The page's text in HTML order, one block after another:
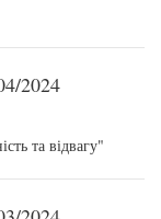
2024
та відвагу"